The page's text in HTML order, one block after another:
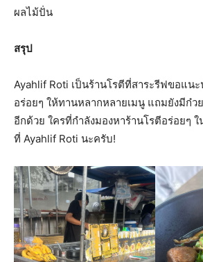
ผลไม้ปั่น
สรุป
Ayahlif Roti เป็นร้านโรตีที่สาระรีฟขอแน
อร่อยๆ ให้ทานหลากหลายเมนู แถมยังมีก๋ว
อีกด้วย ใครที่กำลังมองหาร้านโรตีอร่อยๆ
ที่ Ayahlif Roti นะครับ!